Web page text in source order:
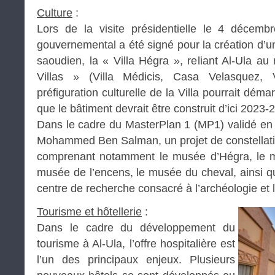
Culture :
Lors de la visite présidentielle le 4
gouvernemental a été signé pour la création
saoudien, la « Villa Hégra », reliant Al-Ula au
Villas » (Villa Médicis, Casa Velasquez,
préfiguration culturelle de la Villa pourrait
que le bâtiment devrait être construit d’ici 2023-
Dans le cadre du MasterPlan 1 (MP1) validé
Mohammed Ben Salman, un projet de
comprenant notamment le musée d’Hégra, le
musée de l’encens, le musée du cheval, ainsi
centre de recherche consacré à l’archéologie et
Tourisme et hôtellerie :
Dans le cadre du développement du
tourisme à Al-Ula, l’offre hospitalière est
l’un des principaux enjeux. Plusieurs